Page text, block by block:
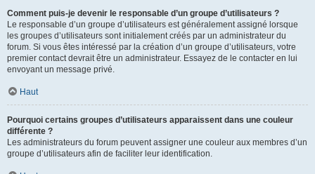
Comment puis-je devenir le responsable d’un groupe d’utilisateurs ?
Le responsable d’un groupe d’utilisateurs est généralement assigné lorsque
les groupes d’utilisateurs sont initialement créés par un administrateur du
forum. Si vous êtes intéressé par la création d’un groupe d’utilisateurs, votre
premier contact devrait être un administrateur. Essayez de le contacter en lui
envoyant un message privé.
Haut
Pourquoi certains groupes d’utilisateurs apparaissent dans une couleur
différente ?
Les administrateurs du forum peuvent assigner une couleur aux membres d’un
groupe d’utilisateurs afin de faciliter leur identification.